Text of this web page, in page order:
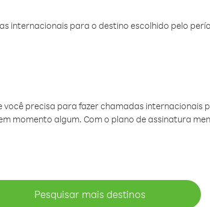
internacionais para o destino escolhido pelo
precisa para fazer chamadas internacionais
momento algum. Com o plano de assinatura
Pesquisar mais destinos